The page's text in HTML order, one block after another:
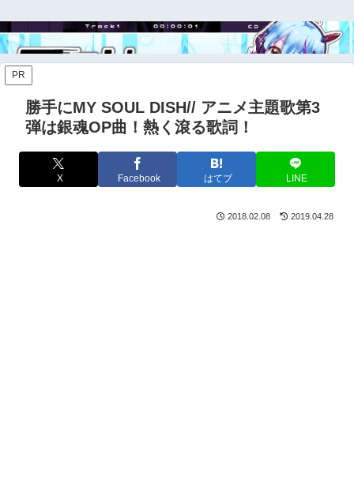
PR
勝手にMY SOUL DISH// アニメ主題歌第3
弾は銀魂OP曲！熱く滾る歌詞！
X Facebook はてブ LINE
2018.02.08 2019.04.28